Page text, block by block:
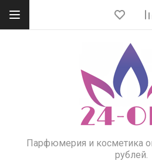
Парфюмерия и косметика
рублей.